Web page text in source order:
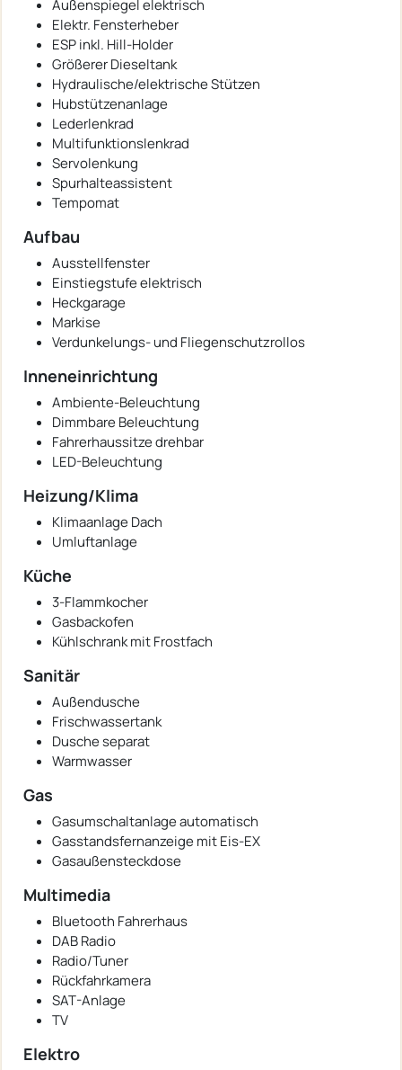
Außenspiegel elektrisch
Elektr. Fensterheber
ESP inkl. Hill-Holder
Größerer Dieseltank
Hydraulische/elektrische Stützen
Hubstützenanlage
Lederlenkrad
Multifunktionslenkrad
Servolenkung
Spurhalteassistent
Tempomat
Aufbau
Ausstellfenster
Einstiegstufe elektrisch
Heckgarage
Markise
Verdunkelungs- und Fliegenschutzrollos
Inneneinrichtung
Ambiente-Beleuchtung
Dimmbare Beleuchtung
Fahrerhaussitze drehbar
LED-Beleuchtung
Heizung/Klima
Klimaanlage Dach
Umluftanlage
Küche
3-Flammkocher
Gasbackofen
Kühlschrank mit Frostfach
Sanitär
Außendusche
Frischwassertank
Dusche separat
Warmwasser
Gas
Gasumschaltanlage automatisch
Gasstandsfernanzeige mit Eis-EX
Gasaußensteckdose
Multimedia
Bluetooth Fahrerhaus
DAB Radio
Radio/Tuner
Rückfahrkamera
SAT-Anlage
TV
Elektro